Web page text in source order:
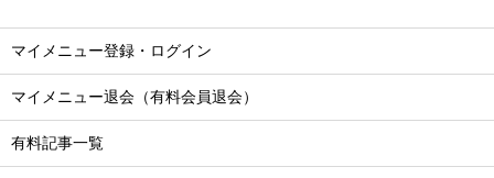
マイメニュー登録・ログイン
マイメニュー退会（有料会員退会）
有料記事一覧